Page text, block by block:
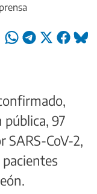
97
SARS-CoV-2,